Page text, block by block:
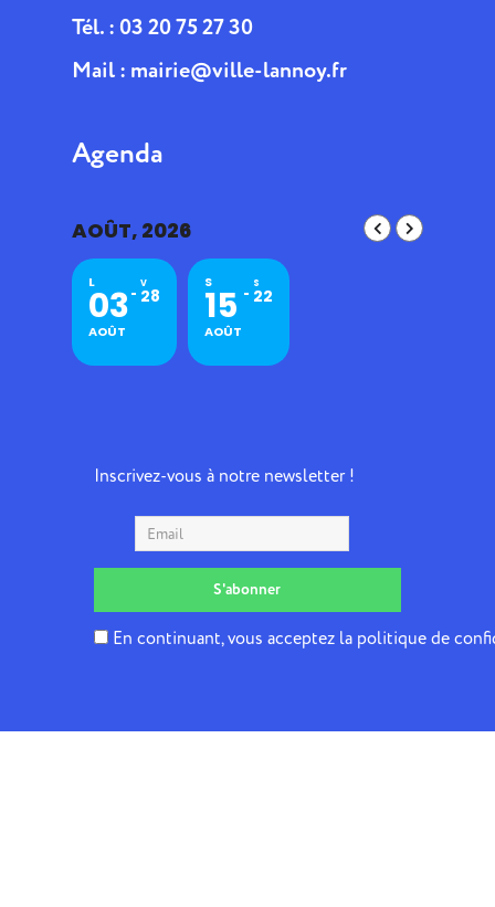
Tél. : 03 20 75 27 30
Mail : mairie@ville-lannoy.fr
Agenda
AOÛT, 2026
L
03
AOÛT
V
28
S
15
AOÛT
S
22
Inscrivez-vous à notre newsletter !
En continuant, vous acceptez la politique de